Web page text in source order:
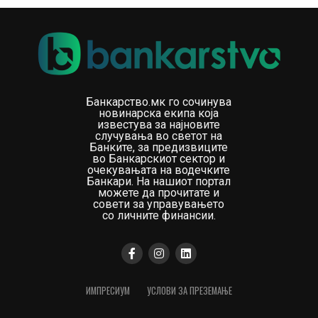
капитал подразбира и уште повисоки стандарди на
транспарентност, отчетност и корпоративно
управување, што претставува дополнителна потврда
пазарот на капитал претставува логично продолжение
на стратегијата за одржлив раст, оптимизација на
финансиската структура и создавање уште
постабилна основа за идниот развој.
Повеќе информации за јавната понуда и Проспектот
за издавање на корпоративната обврзница се
Банкарство.мк го сочинува
новинарска екипа која
известува за најновите
случувања во светот на
Банките, за предизвиците
во Банкарскиот сектор и
очекувањата на водечките
Банкари. На нашиот портал
можете да прочитате и
совети за управувањето
со личните финансии.
ИМПРЕСИУМ УСЛОВИ ЗА ПРЕЗЕМАЊЕ